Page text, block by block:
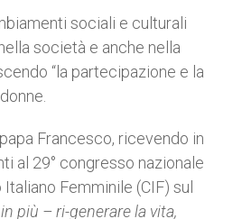
sociali e culturali
società e anche nella
“la partecipazione e la
Francesco, ricevendo in
al 29° congresso nazionale
Femminile (CIF) sul
più – ri-generare la vita,